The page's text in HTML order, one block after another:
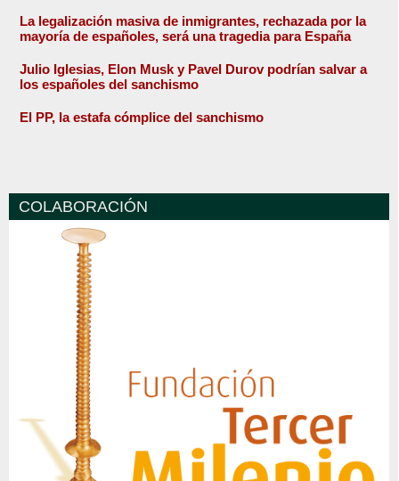
La legalización masiva de inmigrantes, rechazada por la
mayoría de españoles, será una tragedia para España
Julio Iglesias, Elon Musk y Pavel Durov podrían salvar a
los españoles del sanchismo
El PP, la estafa cómplice del sanchismo
COLABORACIÓN